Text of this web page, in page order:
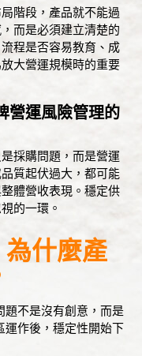
階段，產品就不能過
而是必須建立清楚的
程是否容易教育、成
大營運規模時的重要
營運風險管理的
採購問題，而是營運
質起伏過大，都可能
體營收表現。穩定供
的一環。
什麼產
題不是沒有創意，而是
運作後，穩定性開始下